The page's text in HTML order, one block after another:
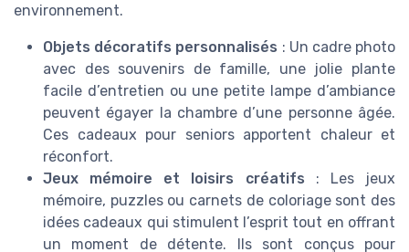
environnement.
Objets décoratifs personnalisés : Un cadre photo
avec des souvenirs de famille, une jolie plante
facile d’entretien ou une petite lampe d’ambiance
peuvent égayer la chambre d’une personne âgée.
Ces cadeaux pour seniors apportent chaleur et
réconfort.
Jeux mémoire et loisirs créatifs : Les jeux
mémoire, puzzles ou carnets de coloriage sont des
idées cadeaux qui stimulent l’esprit tout en offrant
un moment de détente. Ils sont conçus pour